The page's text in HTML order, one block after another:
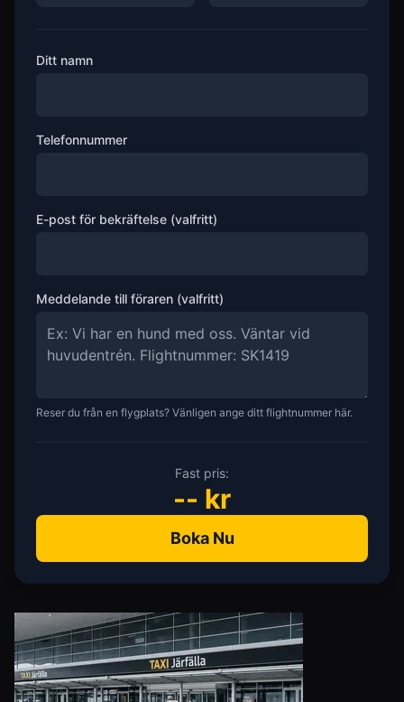
Ditt namn
Telefonnummer
E-post för bekräftelse (valfritt)
Meddelande till föraren (valfritt)
Reser du från en flygplats? Vänligen ange ditt flightnummer här.
Fast pris:
-- kr
Boka Nu